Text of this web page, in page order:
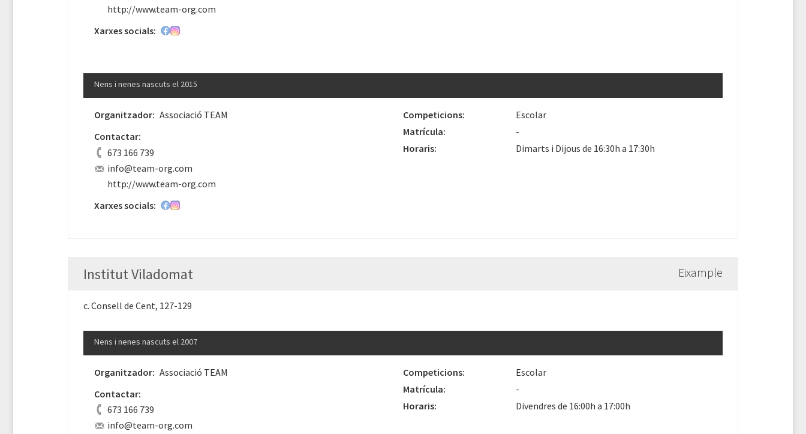
http://www.team-org.com
Xarxes socials:
Nens i nenes nascuts el 2015
Organitzador: Associació TEAM
Contactar:
673 166 739
info@team-org.com
http://www.team-org.com
Xarxes socials:
Competicions:
Escolar
Matrícula:
-
Horaris:
Dimarts i Dijous de 16:30h a 17:30h
Institut Viladomat Eixample
c. Consell de Cent, 127-129
Nens i nenes nascuts el 2007
Organitzador: Associació TEAM
Contactar:
673 166 739
info@team-org.com
Competicions:
Escolar
Matrícula:
-
Horaris:
Divendres de 16:00h a 17:00h